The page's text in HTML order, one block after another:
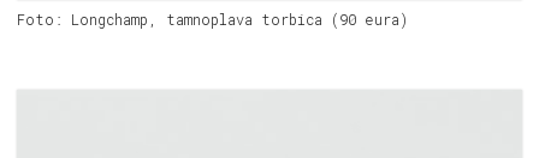
Foto: Longchamp, tamnoplava torbica (90 eura)